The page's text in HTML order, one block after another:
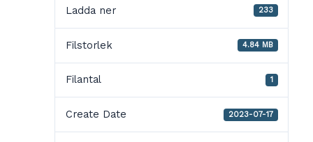
Ladda ner 233
Filstorlek 4.84 MB
Filantal 1
Create Date 2023-07-17